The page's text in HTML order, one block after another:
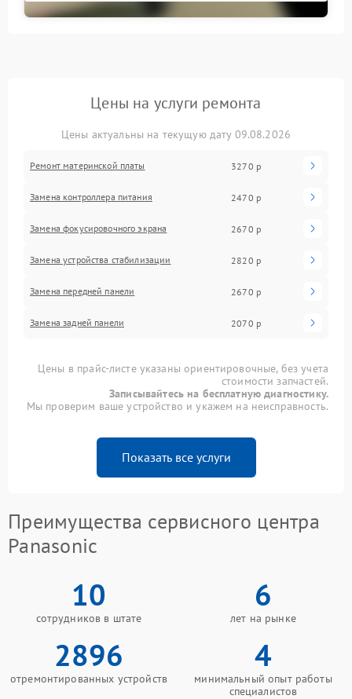
Цены на услуги ремонта
Цены актуальны на текущую дату 09.08.2026
Ремонт материнской платы 3270 р
Замена контроллера питания 2470 р
Замена фокусировочного экрана 2670 р
Замена устройства стабилизации 2820 р
Замена передней панели 2670 р
Замена задней панели 2070 р
Цены в прайс-листе указаны ориентировочные, без учета
стоимости запчастей.
Записывайтесь на бесплатную диагностику.
Мы проверим ваше устройство и укажем на неисправность.
Показать все услуги
Преимущества сервисного центра
Panasonic
10
сотрудников в штате
6
лет на рынке
2896
отремонтированных устройств
4
минимальный опыт работы
специалистов